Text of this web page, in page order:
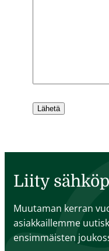
Liity
Muutaman kerran
asiakkaillemme
ensimmäisten